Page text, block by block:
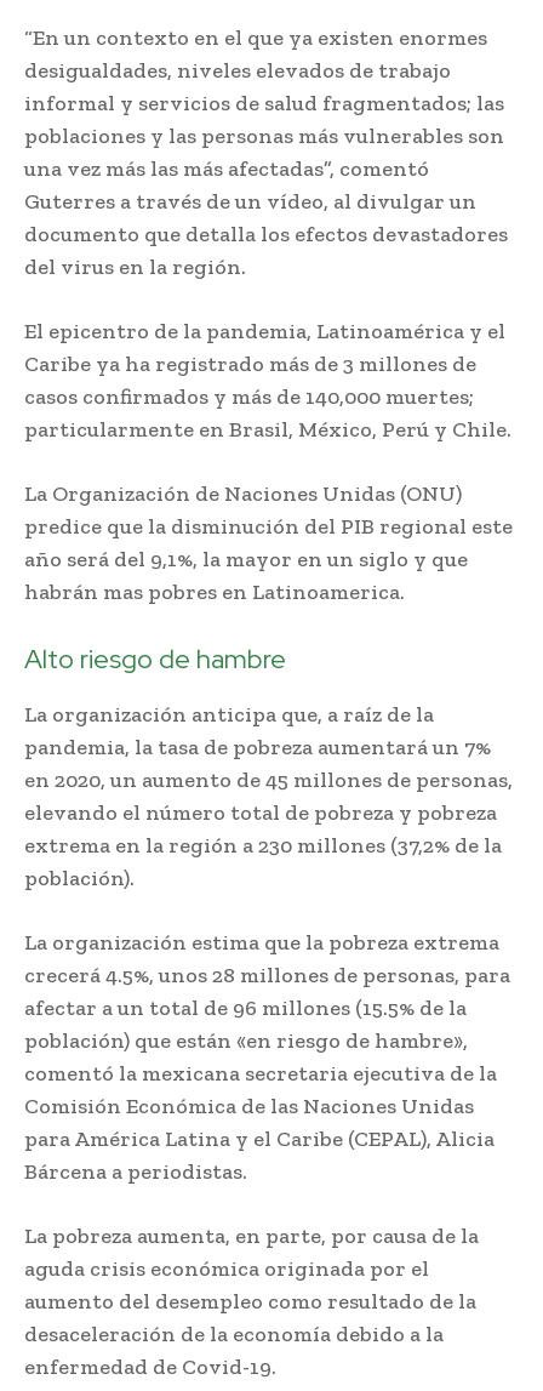
“En un contexto en el que ya existen enormes
desigualdades, niveles elevados de trabajo
informal y servicios de salud fragmentados; las
poblaciones y las personas más vulnerables son
una vez más las más afectadas”, comentó
Guterres a través de un vídeo, al divulgar un
documento que detalla los efectos devastadores
del virus en la región.
El epicentro de la pandemia, Latinoamérica y el
Caribe ya ha registrado más de 3 millones de
casos confirmados y más de 140,000 muertes;
particularmente en Brasil, México, Perú y Chile.
La Organización de Naciones Unidas (ONU)
predice que la disminución del PIB regional este
año será del 9,1%, la mayor en un siglo y que
habrán mas pobres en Latinoamerica.
Alto riesgo de hambre
La organización anticipa que, a raíz de la
pandemia, la tasa de pobreza aumentará un 7%
en 2020, un aumento de 45 millones de personas,
elevando el número total de pobreza y pobreza
extrema en la región a 230 millones (37,2% de la
población).
La organización estima que la pobreza extrema
crecerá 4.5%, unos 28 millones de personas, para
afectar a un total de 96 millones (15.5% de la
población) que están «en riesgo de hambre»,
comentó la mexicana secretaria ejecutiva de la
Comisión Económica de las Naciones Unidas
para América Latina y el Caribe (CEPAL), Alicia
Bárcena a periodistas.
La pobreza aumenta, en parte, por causa de la
aguda crisis económica originada por el
aumento del desempleo como resultado de la
desaceleración de la economía debido a la
enfermedad de Covid-19.